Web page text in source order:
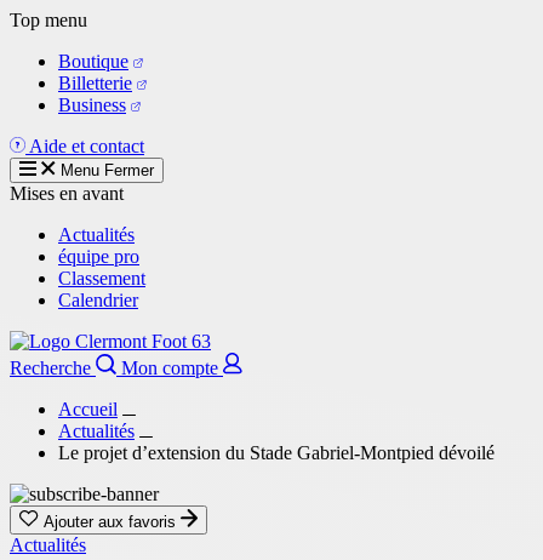
Aller
contenu
principal
Top menu
Boutique
Billetterie
Business
Aide et contact
Menu Fermer
Mises en avant
Actualités
équipe pro
Classement
Calendrier
Recherche
Mon compte
Accueil
Actualités
Le projet d’extension du Stade Gabriel-Montpied dévoilé
Ajouter aux favoris
Actualités